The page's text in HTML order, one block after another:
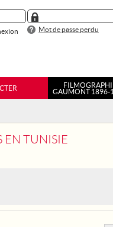
Mot de passe perdu
GAUMONT 1896-
EN TUNISIE